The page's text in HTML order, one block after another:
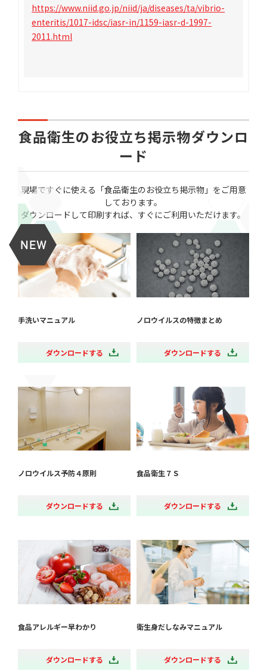
https://www.niid.go.jp/niid/ja/diseases/ta/vibrio-
enteritis/1017-idsc/iasr-in/1159-iasr-d-1997-
2011.html
食品衛生のお役立ち掲示物ダウンロ
ード
現場ですぐに使える「食品衛生のお役立ち掲示物」をご用意
しております。
ダウンロードして印刷すれば、すぐにご利用いただけます。
手洗いマニュアル
ダウンロードする
ノロウイルスの特徴まとめ
ダウンロードする
ノロウイルス予防４原則
ダウンロードする
食品衛生７Ｓ
ダウンロードする
食品アレルギー早わかり
ダウンロードする
衛生身だしなみマニュアル
ダウンロードする